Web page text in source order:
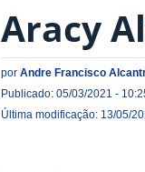
Aracy
por Andre Francisco
Publicado: 05/03/2021 -
Última modificação: 13/05/